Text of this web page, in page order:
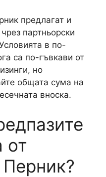
предлагат и
партньорски
в по-
са по-гъвкави от
но
общата сума на
вноска.
от